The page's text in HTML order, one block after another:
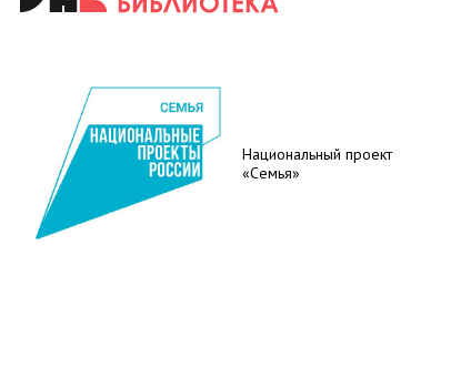
Национальный проект
«Семья»